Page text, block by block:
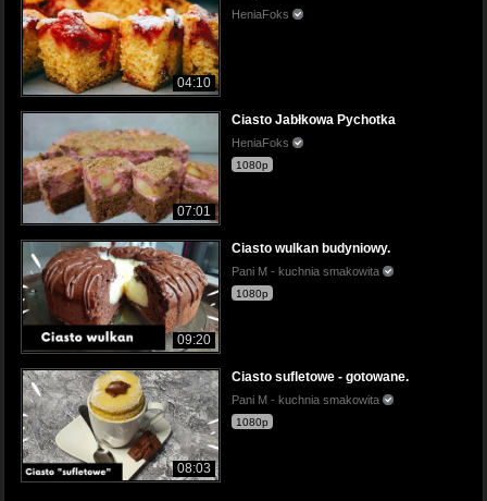
04:10
HeniaFoks
07:01
Ciasto Jabłkowa Pychotka
HeniaFoks
1080p
09:20
Ciasto wulkan budyniowy.
Pani M - kuchnia smakowita
1080p
08:03
Ciasto sufletowe - gotowane.
Pani M - kuchnia smakowita
1080p